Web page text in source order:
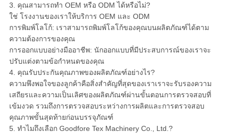
3. คุณสามารถทำ OEM หรือ ODM ได้หรือไม่?
ใช่ โรงงานของเราให้บริการ OEM และ ODM
การพิมพ์โลโก้: เราสามารถพิมพ์โลโก้ของคุณบนผลิตภัณฑ์ได้ตาม
ความต้องการของคุณ
การออกแบบอย่างมืออาชีพ: นักออกแบบที่มีประสบการณ์ของเราจะ
ปรับแต่งตามข้อกำหนดของคุณ
4. คุณรับประกันคุณภาพของผลิตภัณฑ์อย่างไร?
ความพึงพอใจของลูกค้าคือสิ่งสำคัญที่สุดของเราเราจะรับรองความ
เสถียรและความเป็นเลิศของผลิตภัณฑ์ผ่านขั้นตอนการตรวจสอบที่
เข้มงวด รวมถึงการตรวจสอบระหว่างการผลิตและการตรวจสอบ
คุณภาพขั้นสุดท้ายก่อนบรรจุภัณฑ์
5. ทำไมถึงเลือก Goodfore Tex Machinery Co., Ltd.?